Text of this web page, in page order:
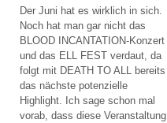
Der Juni hat es wirklich in sich.
Noch hat man gar nicht das
BLOOD INCANTATION-Konzert
und das ELL FEST verdaut, da
folgt mit DEATH TO ALL bereits
das nächste potenzielle
Highlight. Ich sage schon mal
vorab, dass diese Veranstaltung